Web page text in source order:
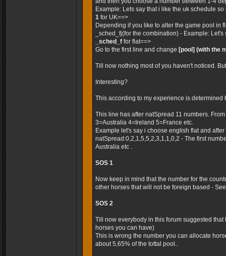
Example: Lets say that i like the uk schedule so
1 for UK==>
Depending if you like to alter the game pool in
_sched_fj(for the combination) - Example:
_sched_f for flat==>
Go to the first line and change [pool] (with the
Till now nothing most of you haven't noticed.
Interesting?
This according to my experience is
This line has after natSpread 11 numbers.
3=Australia 4=Ireland 5=France etc.
Example let's say i choose english flat and
natSpread:0,2,1,5,5,2,3,1,1,0,2 - The first
Australia etc .
SOS 1
Now keep in mind that the number for the
other horses that will not be foreign based -
SOS 2
Till now everybody in this forum suggested
horses you can have)
This is wrong the number you can allocate
about 5,65% of the tottal pool..